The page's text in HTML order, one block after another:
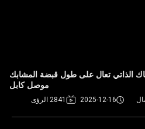
الذاتي تعال على طول قبضة المشابك
موصل كابل
2025-12-16 2841 الرؤى